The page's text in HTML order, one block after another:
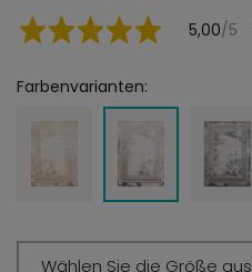
5,00/5
Farbenvarianten:
Wählen Sie die Größe aus